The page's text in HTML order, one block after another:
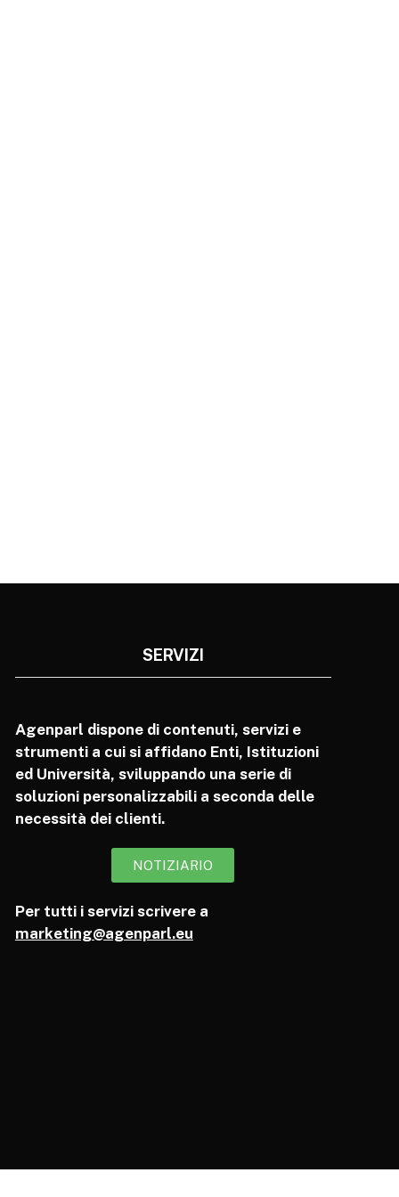
SERVIZI
Agenparl dispone di contenuti, servizi e
strumenti a cui si affidano Enti, Istituzioni
ed Università, sviluppando una serie di
soluzioni personalizzabili a seconda delle
necessità dei clienti.
NOTIZIARIO
Per tutti i servizi scrivere a
marketing@agenparl.eu